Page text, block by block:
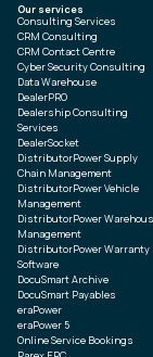
Our services
Consulting Services
CRM Consulting
CRM Contact Centre
Cyber Security Consulting
Data Warehouse
DealerPRO
Dealership Consulting
Services
DealerSocket
DistributorPower Supply
Chain Management
DistributorPower Vehicle
Management
DistributorPower
Management
DistributorPower Warranty
Software
DocuSmart Archive
DocuSmart Payables
eraPower
eraPower 5
Online Service Bookings